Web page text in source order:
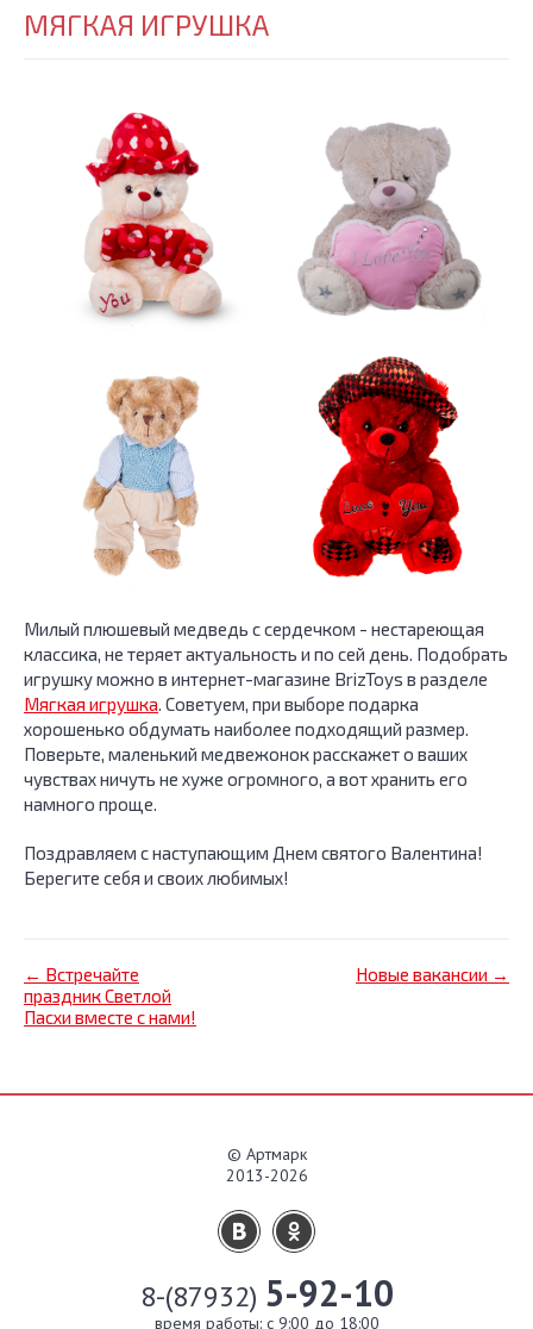
МЯГКАЯ ИГРУШКА
Милый плюшевый медведь с сердечком - нестареющая
классика, не теряет актуальность и по сей день. Подобрать
игрушку можно в интернет-магазине BrizToys в разделе
Мягкая игрушка. Советуем, при выборе подарка
хорошенько обдумать наиболее подходящий размер.
Поверьте, маленький медвежонок расскажет о ваших
чувствах ничуть не хуже огромного, а вот хранить его
намного проще.
Поздравляем с наступающим Днем святого Валентина!
Берегите себя и своих любимых!
← Встречайте
праздник Светлой
Пасхи вместе с нами!
Новые вакансии →
© Артмарк
2013-2026
8-(87932) 5-92-10
время работы: c 9:00 до 18:00